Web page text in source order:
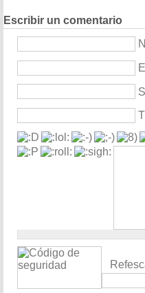
Escribir un comentario